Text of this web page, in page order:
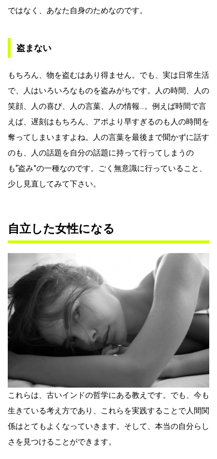
ではなく、あなた自身のためなのです。
盗まない
もちろん、物を盗むはあり得ません。でも、実は日常生活
で、人はいろいろなものを盗みがちです。人の時間、人の
笑顔、人の喜び、人の言葉、人の情報…。例えば時間で言
えば、遅刻はもちろん、アポより早すぎるのも人の時間を
奪ってしまいますよね。人の言葉を最後まで聞かずに話す
のも、人の話題を自分の話題に持って行ってしまうの
も“盗み”の一種なのです。ごく無意識に行っていること、
少し見直してみて下さい。
自立した女性になる
これらは、古いインドの哲学にある教えです。でも、今も
生きている考え方であり、これらを実践することで人間関
係はとてもよくなっていきます。そして、本当の自分らし
さを見つけることができます。